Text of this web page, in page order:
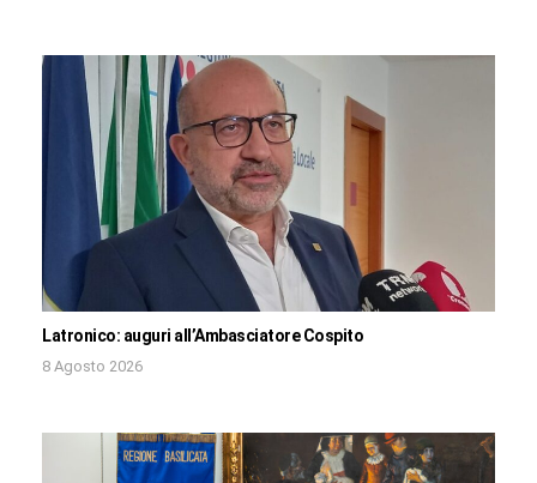
Latronico: auguri all’Ambasciatore Cospito
8 Agosto 2026